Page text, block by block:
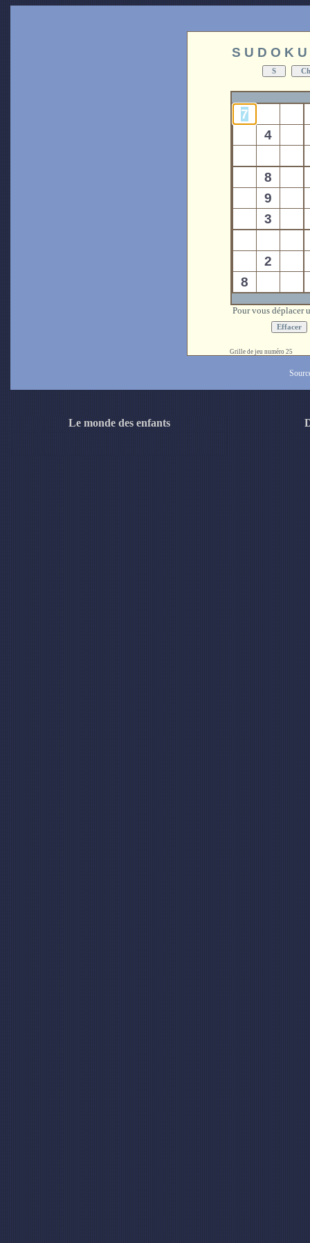
S U D O K U
Pour vous déplacer
Grille de jeu numéro 25
Le monde des enfants